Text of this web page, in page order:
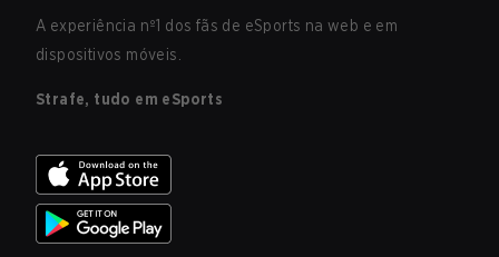
A experiência nº1 dos fãs de eSports na web e em
dispositivos móveis.
Strafe, tudo em eSports